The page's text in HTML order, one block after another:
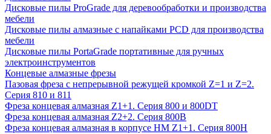
Дисковые пилы ProGrade для деревообработки и производства
мебели
Дисковые пилы алмазные с напайками PCD для производства
мебели
Дисковые пилы PortaGrade портативные для ручных
электроинструментов
Концевые алмазные фрезы
Пазовая фреза с непрерывной режущей кромкой Z=1 и Z=2.
Серия 810 и 811
Фреза концевая алмазная Z1+1. Серия 800 и 800DT
Фреза концевая алмазная Z2+2. Серия 800B
Фреза концевая алмазная в корпусе НМ Z1+1. Серия 800H